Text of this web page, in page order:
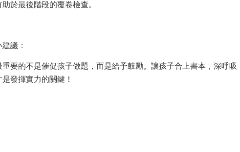
於最後階段的覆卷檢查。
議：
重要的不是催促孩子做題，而是給予鼓勵。讓孩子合上書本，深呼
發揮實力的關鍵！